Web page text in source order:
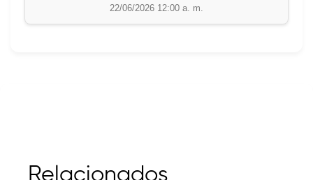
22/06/2026 12:00 a. m.
Relacionados